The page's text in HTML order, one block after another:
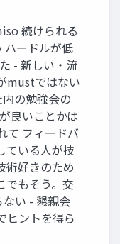
続けられる
ードルが低
- 新しい・流
mustではない
の勉強会の
良いことかは
て フィードバ
ている人が技
術好きのため
でもそう。交
い - 懇親会
ヒントを得ら